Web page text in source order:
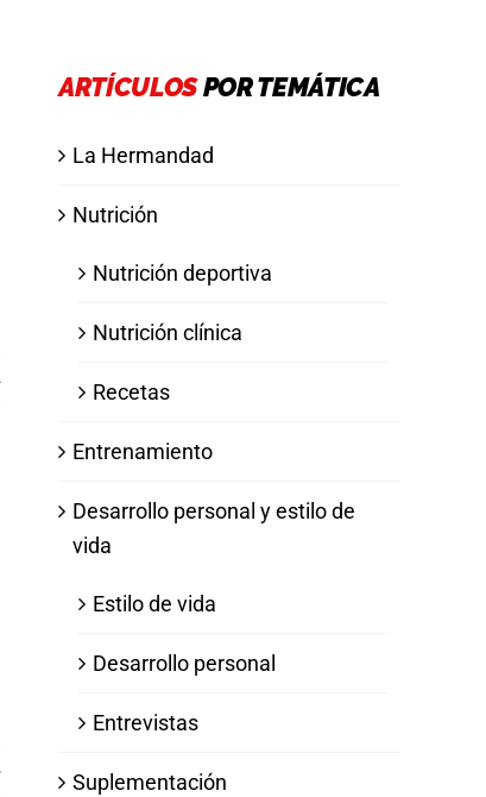
ARTÍCULOSPOR TEMÁTICA
La Hermandad
Nutrición
Nutrición deportiva
Nutrición clínica
Recetas
Entrenamiento
Desarrollo personal y estilo de
vida
Estilo de vida
Desarrollo personal
Entrevistas
Suplementación